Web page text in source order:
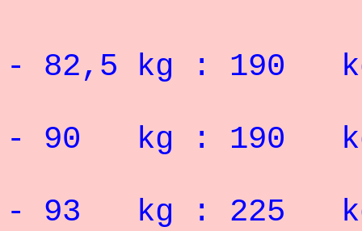
- 82,5 kg : 190
- 90 kg : 190
- 93 kg : 225